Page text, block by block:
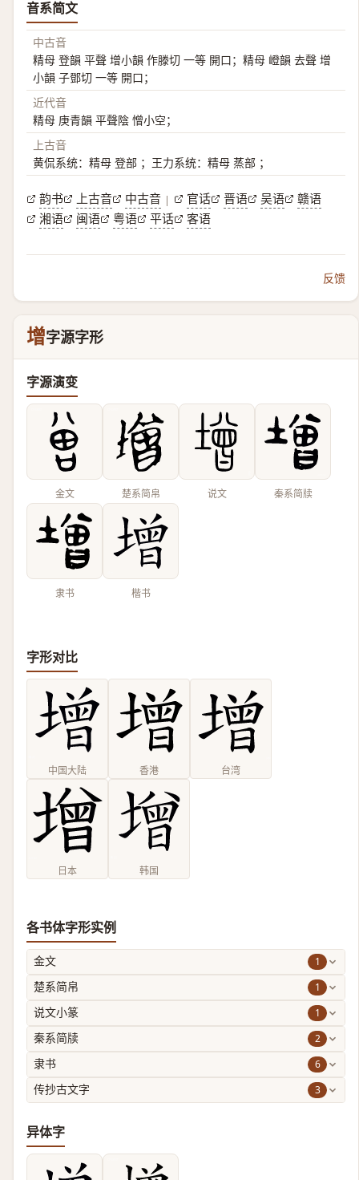
音系简文
中古音
精母 登韻 平聲 增小韻 作滕切 一等 開口；精母 嶝韻 去聲 增
小韻 子鄧切 一等 開口；
近代音
精母 庚青韻 平聲陰 憎小空；
上古音
黄侃系统：精母 登部 ；王力系统：精母 蒸部 ；
韵书 上古音 中古音 | 官话 晋语 吴语
赣语
湘语
闽语 粤语 平话 客语
反馈
增字源字形
字源演变
金文 楚系简帛 说文 秦系简牍
隶书 楷书
字形对比
中国大陆 香港 台湾
日本 韩国
各书体字形实例
金文 1
楚系简帛 1
说文小篆 1
秦系简牍 2
隶书 6
传抄古文字 3
异体字